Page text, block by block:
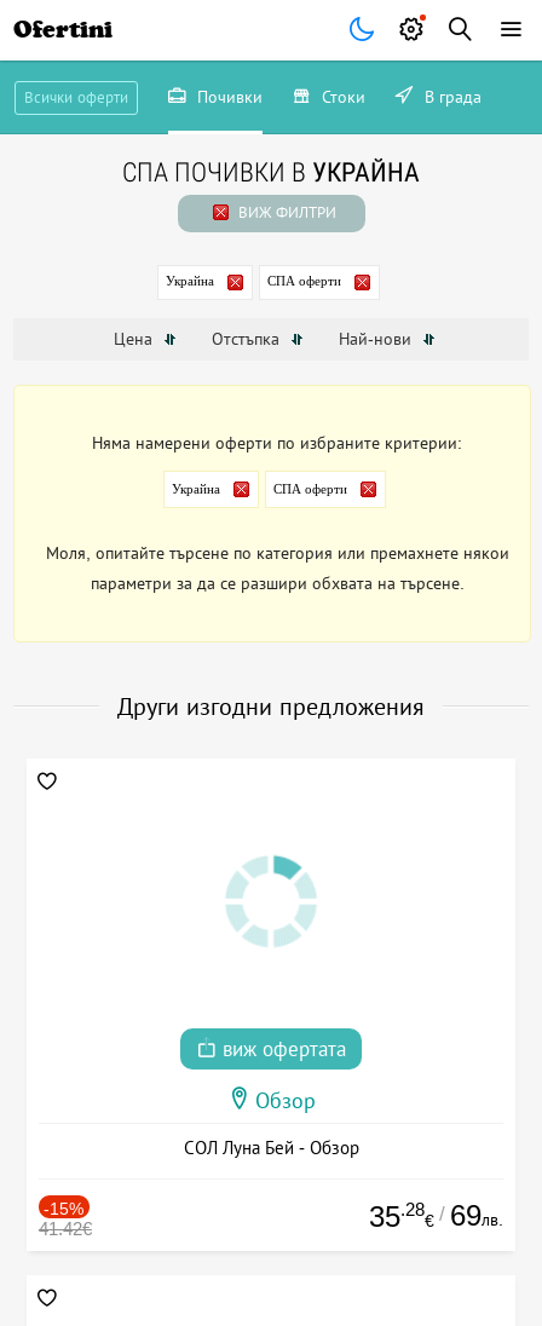
Ofertini
Всички оферти Почивки Стоки В града
СПА ПОЧИВКИ В УКРАЙНА
ВИЖ ФИЛТРИ
Украйна СПА оферти
Цена Отстъпка Най-нови
Няма намерени оферти по избраните критерии:
Украйна СПА оферти
Моля, опитайте търсене по категория или премахнете някои
параметри за да се разшири обхвата на търсене.
Други изгодни предложения
виж офертата
Обзор
СОЛ Луна Бей - Обзор
-15%
41.42€ 35.28
€ / 69лв.